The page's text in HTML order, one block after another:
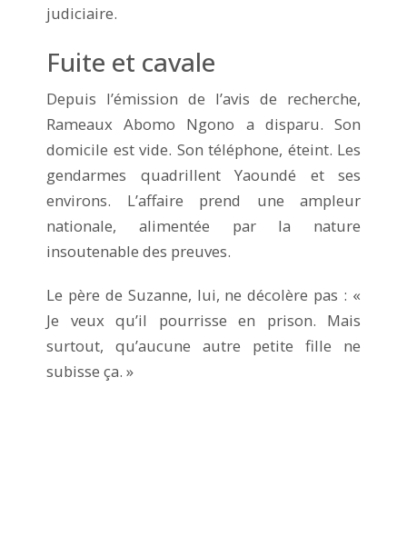
judiciaire.
Fuite et cavale
Depuis l’émission de l’avis de recherche,
Rameaux Abomo Ngono a disparu. Son
domicile est vide. Son téléphone, éteint. Les
gendarmes quadrillent Yaoundé et ses
environs. L’affaire prend une ampleur
nationale, alimentée par la nature
insoutenable des preuves.
Le père de Suzanne, lui, ne décolère pas : «
Je veux qu’il pourrisse en prison. Mais
surtout, qu’aucune autre petite fille ne
subisse ça. »